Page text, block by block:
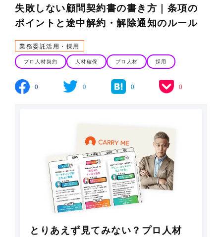
失敗しない顧問契約書の書き方｜条項の
ポイントと途中解約・解除通知のルール
業務委託活用・採用
プロ人材契約 人材確保 プロ人材 採用
0 0 0 0
とりあえず見てみない？プロ人材